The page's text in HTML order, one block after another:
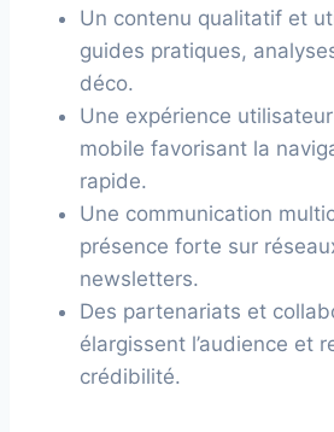
Un contenu qualitatif et
guides pratiques,
déco.
Une expérience
mobile favorisant la
rapide.
Une communication
présence forte sur
newsletters.
Des partenariats et
élargissent l’audience et
crédibilité.